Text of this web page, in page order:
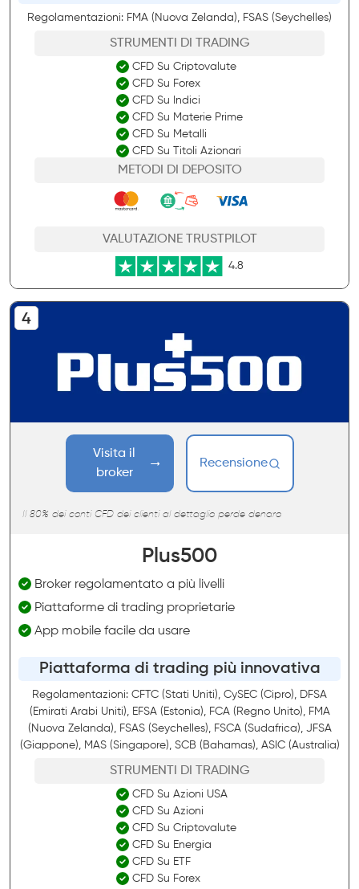
Regolamentazioni: FMA (Nuova Zelanda), FSAS (Seychelles)
STRUMENTI DI TRADING
CFD Su Criptovalute
CFD Su Forex
CFD Su Indici
CFD Su Materie Prime
CFD Su Metalli
CFD Su Titoli Azionari
METODI DI DEPOSITO
VALUTAZIONE TRUSTPILOT
4.8
Visita il
broker
Recensione
Il 80% dei conti CFD dei clienti al dettaglio perde denaro
Plus500
Broker regolamentato a più livelli
Piattaforme di trading proprietarie
App mobile facile da usare
Piattaforma di trading più innovativa
Regolamentazioni: CFTC (Stati Uniti), CySEC (Cipro), DFSA
(Emirati Arabi Uniti), EFSA (Estonia), FCA (Regno Unito), FMA
(Nuova Zelanda), FSAS (Seychelles), FSCA (Sudafrica), JFSA
(Giappone), MAS (Singapore), SCB (Bahamas), ASIC (Australia)
STRUMENTI DI TRADING
CFD Su Azioni USA
CFD Su Azioni
CFD Su Criptovalute
CFD Su Energia
CFD Su ETF
CFD Su Forex